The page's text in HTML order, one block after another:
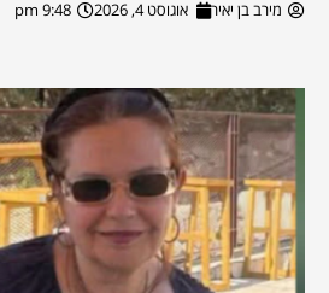
מירב בן יאיר אוגוסט 4, 2026 9:48 pm